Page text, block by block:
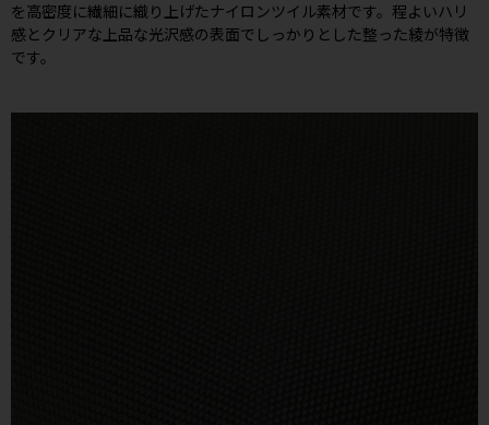
を高密度に繊細に織り上げたナイロンツイル素材です。程よいハリ
感とクリアな上品な光沢感の表面でしっかりとした整った綾が特徴
です。